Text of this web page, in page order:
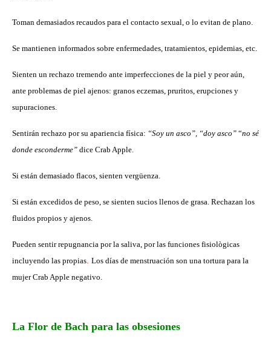
Toman demasiados recaudos para el contacto sexual, o lo evitan de plano.
Se mantienen informados sobre enfermedades, tratamientos, epidemias, etc.
Sienten un rechazo tremendo ante imperfecciones de la piel y peor aún,
ante problemas de piel ajenos: granos eczemas, pruritos, erupciones y
supuraciones.
Sentirán rechazo por su apariencia física: “Soy un asco”, “doy asco” “no sé
donde esconderme” dice Crab Apple.
Si están demasiado flacos, sienten vergüenza.
Si están excedidos de peso, se sienten sucios llenos de grasa. Rechazan los
fluidos propios y ajenos.
Pueden sentir repugnancia por la saliva, por las funciones fisiològicas
incluyendo las propias. Los días de menstruación son una tortura para la
mujer Crab Apple negativo.
La Flor de Bach para las obsesiones